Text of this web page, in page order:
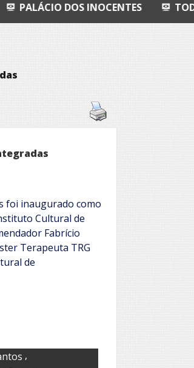
INOCENTES TODO AZUL
foi inaugurado como
Cultural de
Fabrício
Terapeuta TRG
de
,